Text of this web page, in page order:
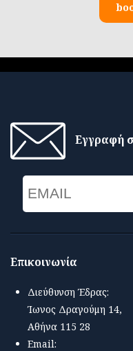
Εγγραφή
Επικοινωνία
Διεύθυνση Έδρας:
Ίωνος Δραγούμη 14,
Αθήνα 115 28
Email: